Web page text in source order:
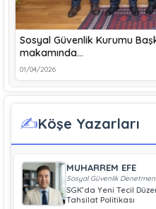
Sosyal Güvenlik Kurumu
makamında…
01/04/2026
✍️Köşe Yazarları
MUHARREM EFE
Sosyal Güvenlik Denetmeni
SGK’da Yeni Tecil
Tahsilat Politikası